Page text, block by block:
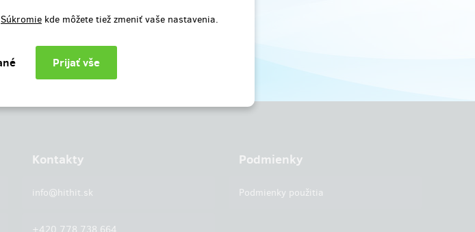
Súkromie kde môžete tiež zmeniť vaše nastavenia.
Kontakty
info@hithit.sk
Podmienky
Podmienky použitia